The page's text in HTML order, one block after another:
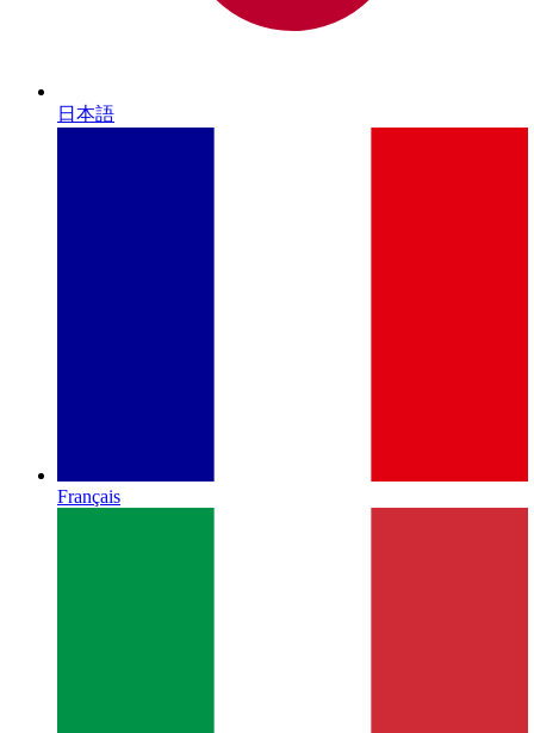
日本語
Français